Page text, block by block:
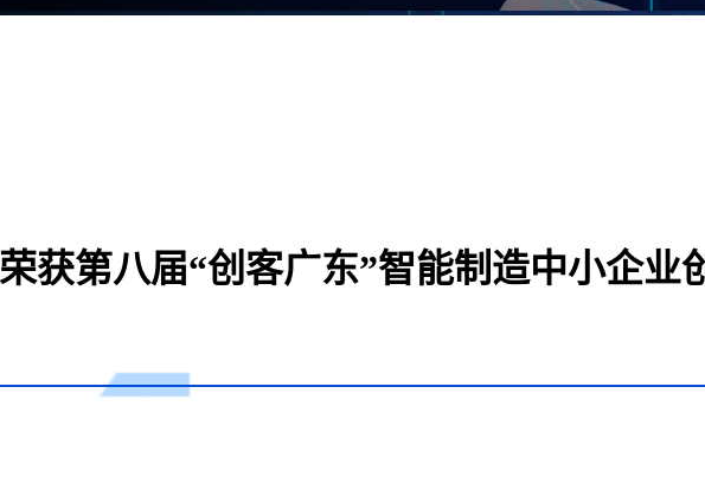
获第八届“创客广东”智能制造中小企业